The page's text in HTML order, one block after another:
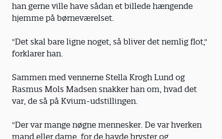
han gerne ville have sådan et billede hængende
hjemme på børneværelset.
"Det skal bare ligne noget, så bliver det nemlig flot,"
forklarer han.
Sammen med vennerne Stella Krogh Lund og
Rasmus Mols Madsen snakker han om, hvad det
var, de så på Kvium-udstillingen.
"Der var mange nøgne mennesker. De var hverken
mand eller dame, for de havde bryster og